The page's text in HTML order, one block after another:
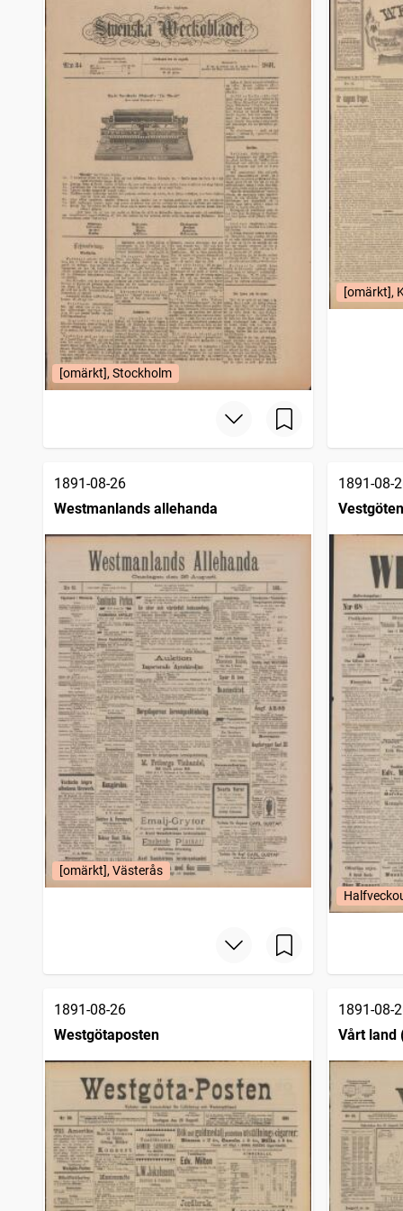
Gotlandsposten
Höganäs tidning
Karlskrona weckoblad
2 770
träffar
Lunds dagblad
träffar
Skånska dagbladets hyres och platslista
2 716
Trollhättans tidning (Vänersborg : 1903)
2 707
Eskilstunakuriren
2 609
2 592
Karlshamn
2 513
träffar
Trelleborgs allehanda
2 497
träffar
Bohusläningen
2 479
Motala tidning (1868)
2 464
träffar
Hvad nytt i dag, Sammandragen upplaga af Stockholmstidningen
2 452
träffar
Karlshamns allehanda
2 400
träffar
Motalaposten
2 396
träffar
Skånska posten
2 386
träffar
Westmanlands allehanda
2 386
träffar
Vestmanlands läns tidning
2 354
träffar
Helsingen (Söderhamn : 1882)
träffar
2 300
Wermlands allehanda
2 293
träffar
[omärkt], Stockholm
[omärkt],
1891-08-26
Westmanlands allehanda
[omärkt], Västerås
1891-08-
1891-08-26
Westgötaposten
1891-08-
Vårt land